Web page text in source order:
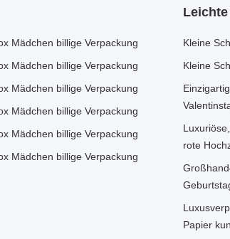
Mädchen billige Verpackung
Mädchen billige Verpackung
Mädchen billige Verpackung
Mädchen billige Verpackung
Mädchen billige Verpackung
Mädchen billige Verpackung
Kleine
Kleine
rote
Papier